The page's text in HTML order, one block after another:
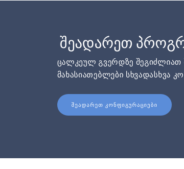
შეადარეთ
ცალკეულ გვერდზე
მახასიათებლები სხვადასხვა
ᲨᲔᲐᲓᲐᲠᲔᲗ ᲙᲝᲜᲤᲘᲒᲣᲠᲐᲪᲘᲔᲑᲘ